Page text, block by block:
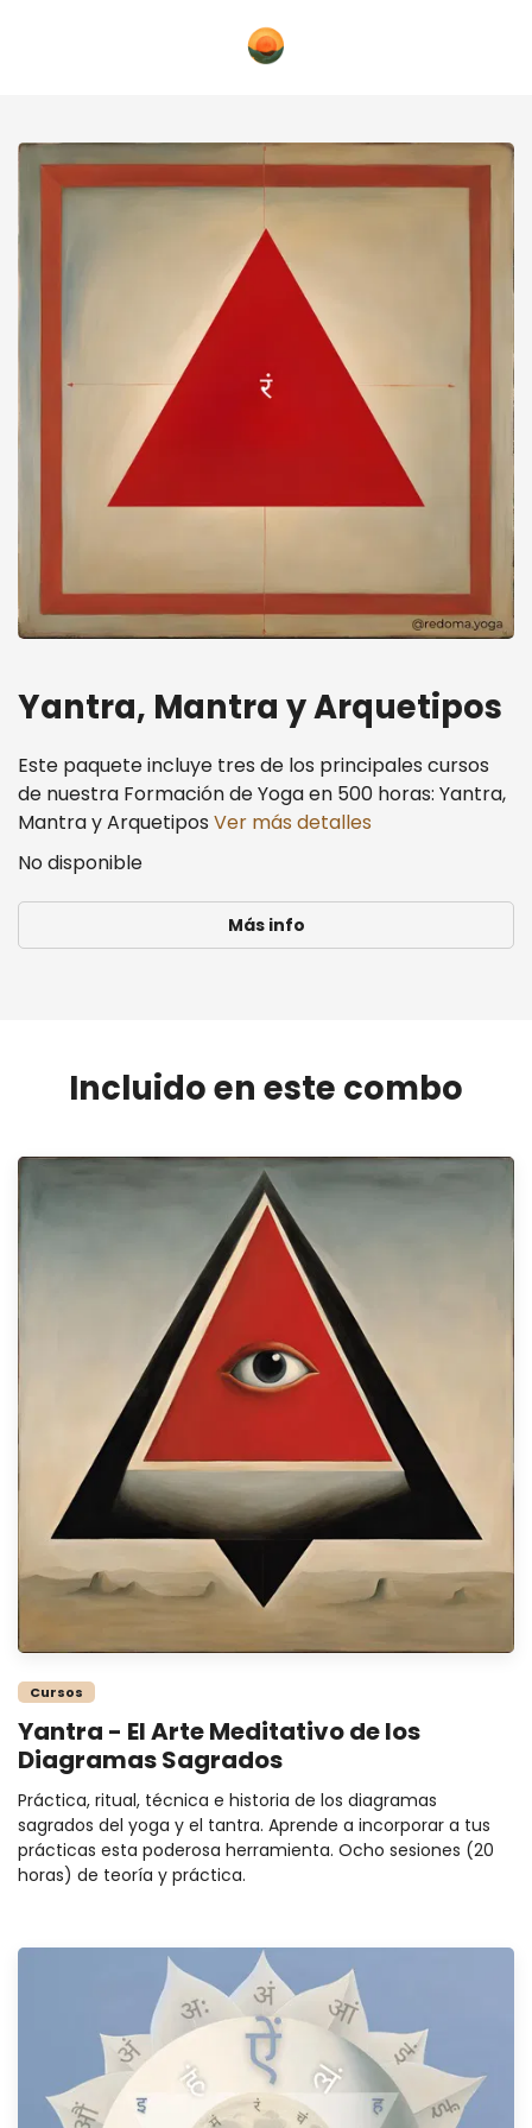
Yantra, Mantra y Arquetipos
Este paquete incluye tres de los principales cursos
de nuestra Formación de Yoga en 500 horas: Yantra,
Mantra y Arquetipos Ver más detalles
No disponible
Más info
Incluido en este combo
Cursos
Yantra - El Arte Meditativo de los
Diagramas Sagrados
Práctica, ritual, técnica e historia de los diagramas
sagrados del yoga y el tantra. Aprende a incorporar a tus
prácticas esta poderosa herramienta. Ocho sesiones (20
horas) de teoría y práctica.